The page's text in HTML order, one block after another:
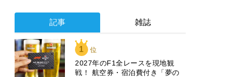
記事 雑誌
1 位
2027年のF1全レースを現地観
戦！ 航空券・宿泊費付き「夢の